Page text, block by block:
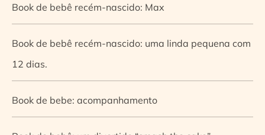
Book de bebê recém-nascido: Max
Book de bebê recém-nascido: uma linda pequena com
12 dias.
Book de bebe: acompanhamento